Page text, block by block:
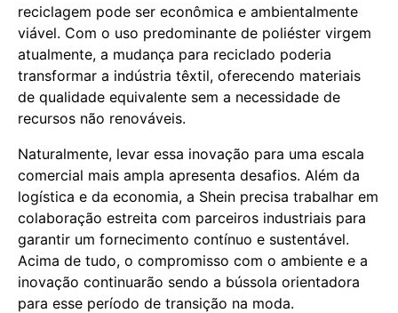
reciclagem pode ser econômica e ambientalmente
viável. Com o uso predominante de poliéster virgem
atualmente, a mudança para reciclado poderia
transformar a indústria têxtil, oferecendo materiais
de qualidade equivalente sem a necessidade de
recursos não renováveis.
Naturalmente, levar essa inovação para uma escala
comercial mais ampla apresenta desafios. Além da
logística e da economia, a Shein precisa trabalhar em
colaboração estreita com parceiros industriais para
garantir um fornecimento contínuo e sustentável.
Acima de tudo, o compromisso com o ambiente e a
inovação continuarão sendo a bússola orientadora
para esse período de transição na moda.